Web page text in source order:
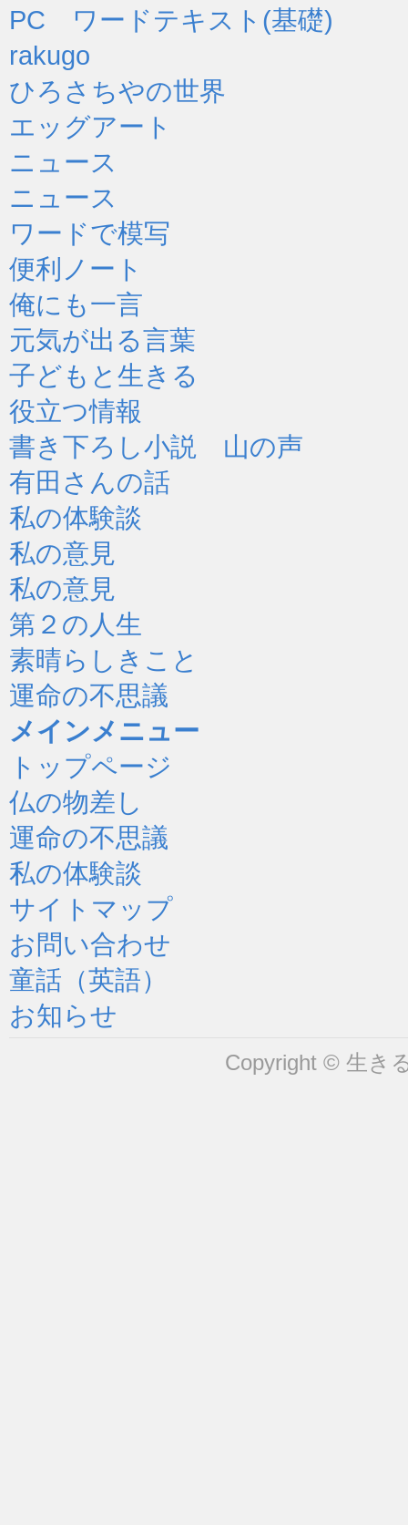
PC ワードテキスト(基礎)
rakugo
ひろさちやの世界
エッグアート
ニュース
ニュース
ワードで模写
便利ノート
俺にも一言
元気が出る言葉
子どもと生きる
役立つ情報
書き下ろし小説 山の声
有田さんの話
私の体験談
私の意見
私の意見
第２の人生
素晴らしきこと
運命の不思議
メインメニュー
トップページ
仏の物差し
運命の不思議
私の体験談
サイトマップ
お問い合わせ
童話（英語）
お知らせ
Copyright © 生き